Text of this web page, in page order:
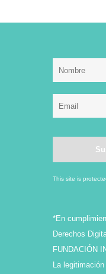
This site is
*En
Derechos
FUNDACIÓN
La